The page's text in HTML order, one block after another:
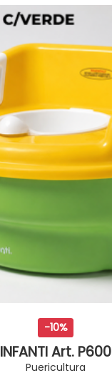
-10%
INFANTI Art. P600
Puericultura